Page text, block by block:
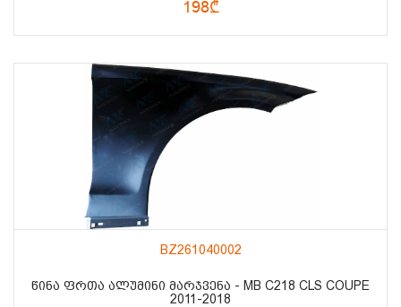
198₾
BZ261040002
ᲬᲘᲜᲐ ᲤᲠᲗᲐ ᲐᲚᲣᲛᲘᲜᲘ ᲛᲐᲠᲯᲕᲔᲜᲐ - MB C218 CLS COUPE
2011-2018